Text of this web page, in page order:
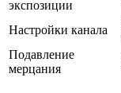
экспозиции
Настройки канала
Подавление
мерцания